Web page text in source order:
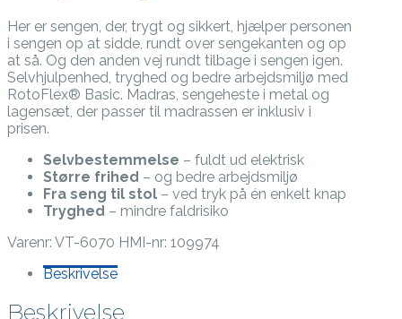
Her er sengen, der, trygt og sikkert, hjælper personen
i sengen op at sidde, rundt over sengekanten og op
at så. Og den anden vej rundt tilbage i sengen igen.
Selvhjulpenhed, tryghed og bedre arbejdsmiljø med
RotoFlex® Basic. Madras, sengeheste i metal og
lagensæt, der passer til madrassen er inklusiv i
prisen.
Selvbestemmelse – fuldt ud elektrisk
Større frihed – og bedre arbejdsmiljø
Fra seng til stol – ved tryk på én enkelt knap
Tryghed – mindre faldrisiko
Varenr: VT-6070 HMI-nr: 109974
Beskrivelse
Beskrivelse